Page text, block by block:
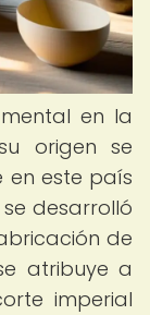
en la
origen se
en este país
desarrolló
de
atribuye a
imperial